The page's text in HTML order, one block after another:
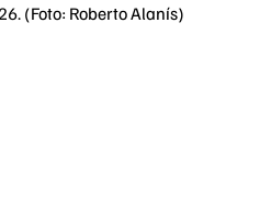
(Foto: Roberto Alanís)